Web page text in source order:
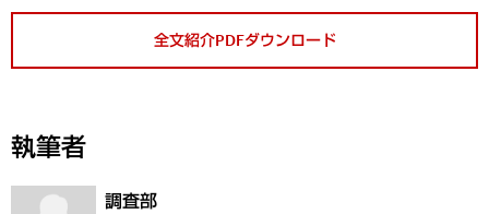
全文紹介PDFダウンロード
執筆者
調査部